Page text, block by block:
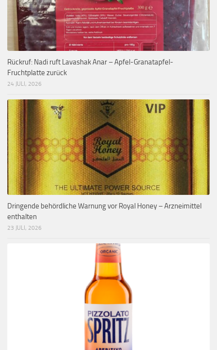
Rückruf: Nadi ruft Lavashak Anar – Apfel-Granatapfel-
Fruchtplatte zurück
24 JULI, 2026
Dringende behördliche Warnung vor Royal Honey – Arzneimittel
enthalten
23 JULI, 2026